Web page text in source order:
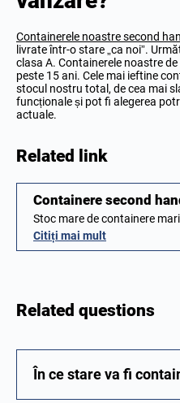
Containerele noastre second
livrate într-o stare „ca noi”.
clasa A. Containerele noastre
peste 15 ani. Cele mai ieftine
stocul nostru total, de cea mai
funcționale și pot fi alegerea
actuale.
Related link
Containere second
Stoc mare de containere
Citiți mai mult
Related questions
În ce stare va fi